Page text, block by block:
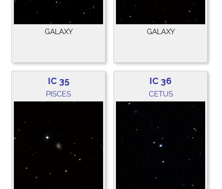
GALAXY GALAXY
IC 35
PISCES
IC 36
CETUS